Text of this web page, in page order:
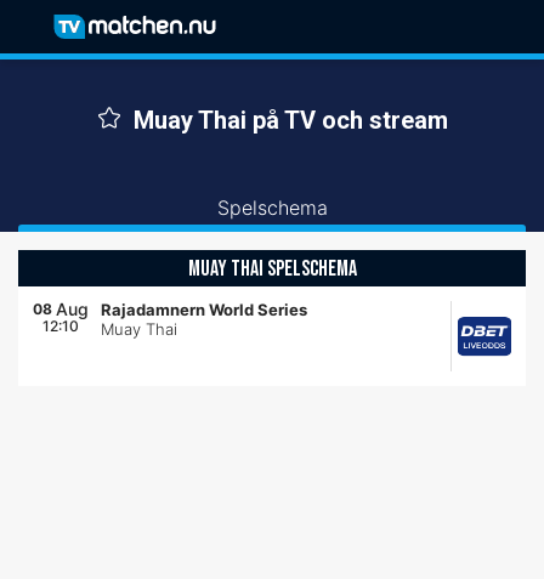
Muay Thai på TV och stream
Spelschema
MUAY THAI SPELSCHEMA
08 Aug
12:10
Rajadamnern World Series
Muay Thai